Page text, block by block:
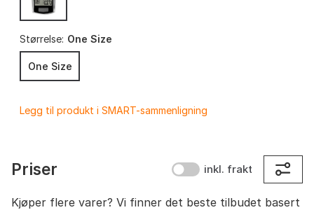
Størrelse: One Size
One Size
Legg til produkt i SMART-sammenligning
Priser inkl. frakt
Kjøper flere varer? Vi finner det beste tilbudet basert